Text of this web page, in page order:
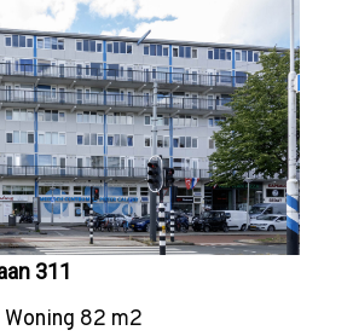
311
Woning 82 m2